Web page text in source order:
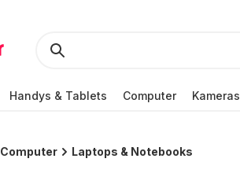
Handys & Tablets Computer Kameras
Computer Laptops & Notebooks